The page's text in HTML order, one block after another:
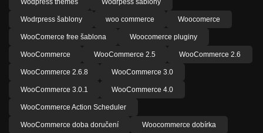
Wodpress themes Wodrpess šablony
Wodrpress šablony woo commerce Woocomerce
WooComerce free šablona Woocomerce pluginy
WooCommerce WooCommerce 2.5 WooCommerce 2.6
WooCommerce 2.6.8 WooCommerce 3.0
WooCommerce 3.0.1 WooCommerce 4.0
WooCommerce Action Scheduler
WooCommerce doba doručení Woocommerce dobírka